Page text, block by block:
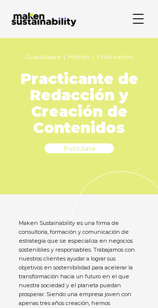
Guadalajara | Híbrido | Practicantes
Practicante de
Redacción y
Creación de
Contenidos
Postúlate
Maken Sustainability es una firma de
consultoría, formación y comunicación de
estrategia que se especializa en negocios
sostenibles y responsables. Trabajamos con
nuestros clientes ayudar a lograr sus
objetivos en sostenibilidad para acelerar la
transformación hacia un futuro en el que
nuestra sociedad y el planeta puedan
prosperar. Siendo una empresa joven con
apenas tres años creación, hemos